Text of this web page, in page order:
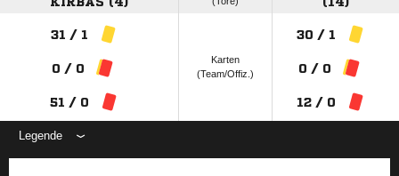
31 / 1
0 / 0
51 / 0
Karten
(Team/Offiz.)
30 / 1
0 / 0
12 / 0
Legende
ANZEIGE